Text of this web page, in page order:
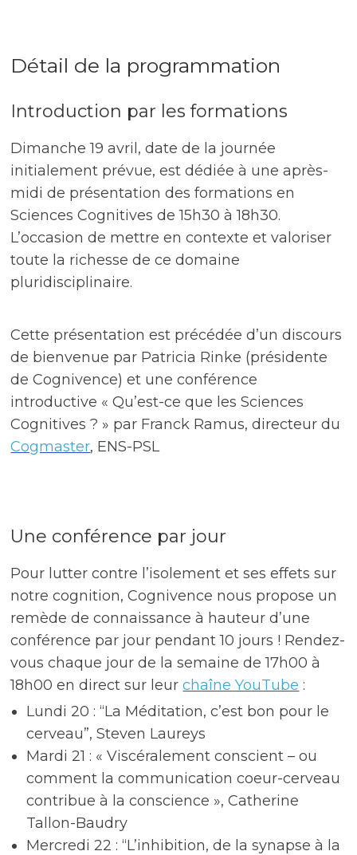
Détail de la programmation
Introduction par les formations
Dimanche 19 avril, date de la journée
initialement prévue, est dédiée à une après-
midi de présentation des formations en
Sciences Cognitives de 15h30 à 18h30.
L’occasion de mettre en contexte et valoriser
toute la richesse de ce domaine
pluridisciplinaire.
Cette présentation est précédée d’un discours
de bienvenue par Patricia Rinke (présidente
de Cognivence) et une conférence
introductive « Qu’est-ce que les Sciences
Cognitives ? » par Franck Ramus, directeur du
Cogmaster, ENS-PSL
Une conférence par jour
Pour lutter contre l’isolement et ses effets sur
notre cognition, Cognivence nous propose un
remède de connaissance à hauteur d’une
conférence par jour pendant 10 jours ! Rendez-
vous chaque jour de la semaine de 17h00 à
18h00 en direct sur leurchaîne YouTube :
Lundi 20 : “La Méditation, c’est bon pour le
cerveau”, Steven Laureys
Mardi 21 : « Viscéralement conscient – ou
comment la communication coeur-cerveau
contribue à la conscience », Catherine
Tallon-Baudry
Mercredi 22 : “L’inhibition, de la synapse à la